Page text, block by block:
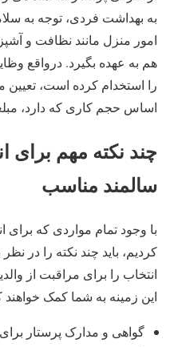
به بهداشت فردی، توجه به
امور منزل مانند نظافت و
هم به عهده بگیرد. درواقع
را استخدام کرده است، تعیین
اساس حجم کاری که دارد،
چند نکته مهم برای
سالمند مناسب
با وجود تمام مواردی که
کردیم، باید چند نکته را در نظر
انتخاب را برای مراقبت از
این زمینه به شما کمک خواهند
گواهی و مدارک پرستار